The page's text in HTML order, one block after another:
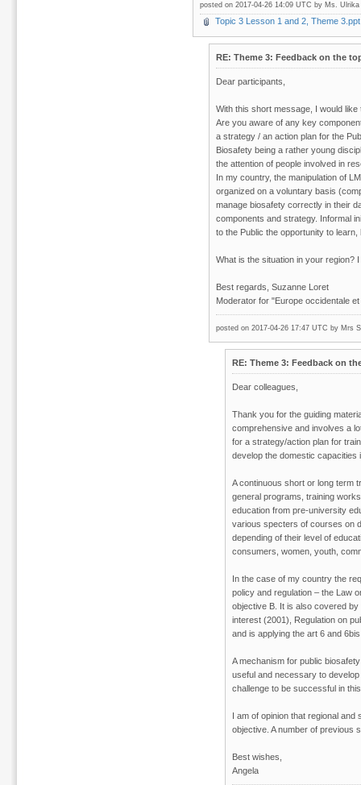
posted on 2017-04-26 14:09 UTC by Ms.
Topic 3 Lesson 1 and 2, Theme 3.ppt
RE: Theme 3: Feedback on the
Dear participants,
With this short message, I would
Are you aware of any key
a strategy / an action plan for the
Biosafety being a rather young
the attention of people involved in
In my country, the manipulation of
organized on a voluntary basis
manage biosafety correctly in their
components and strategy. Informal
to the Public the opportunity to
What is the situation in your region?
Best regards, Suzanne Loret
Moderator for "Europe occidentale
posted on 2017-04-26 17:47 UTC by Mrs
RE: Theme 3: Feedback on
Dear colleagues,
Thank you for the guiding
comprehensive and involves a
for a strategy/action plan for
develop the domestic capacities
A continuous short or long term
general programs, training
education from pre-university
various specters of courses on
depending of their level of
consumers, women, youth,
In the case of my country the
policy and regulation – the Law
objective B. It is also covered
interest (2001), Regulation on
and is applying the art 6 and
A mechanism for public
useful and necessary to
challenge to be successful in
I am of opinion that regional
objective. A number of previous
Best wishes,
Angela